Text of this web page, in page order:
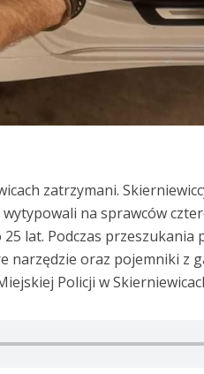
zatrzymani.
na sprawców
lat. Podczas przeszukania
narzędzie oraz pojemniki z
Policji w